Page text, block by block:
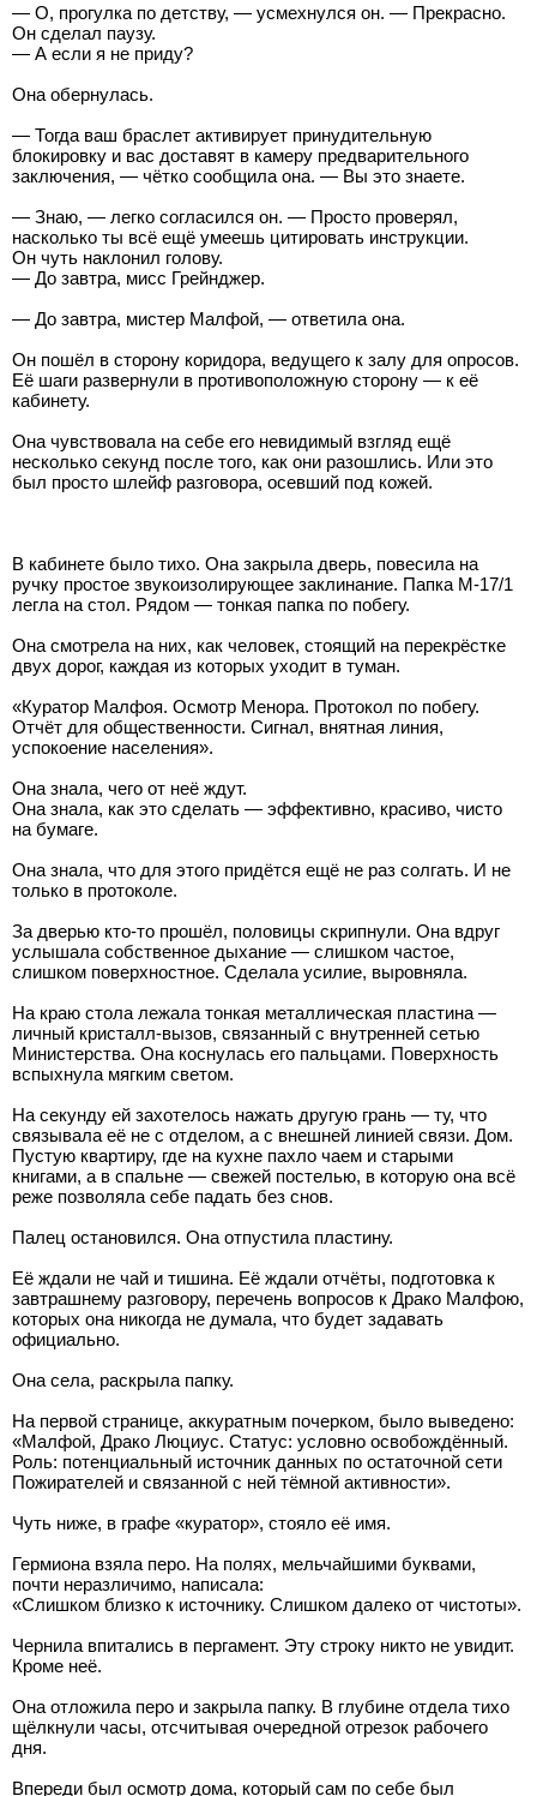
— О, прогулка по детству, — усмехнулся он. — Прекрасно.
Он сделал паузу.
— А если я не приду?
Она обернулась.
— Тогда ваш браслет активирует принудительную
блокировку и вас доставят в камеру предварительного
заключения, — чётко сообщила она. — Вы это знаете.
— Знаю, — легко согласился он. — Просто проверял,
насколько ты всё ещё умеешь цитировать инструкции.
Он чуть наклонил голову.
— До завтра, мисс Грейнджер.
— До завтра, мистер Малфой, — ответила она.
Он пошёл в сторону коридора, ведущего к залу для опросов.
Её шаги развернули в противоположную сторону — к её
кабинету.
Она чувствовала на себе его невидимый взгляд ещё
несколько секунд после того, как они разошлись. Или это
был просто шлейф разговора, осевший под кожей.
В кабинете было тихо. Она закрыла дверь, повесила на
ручку простое звукоизолирующее заклинание. Папка M-17/1
легла на стол. Рядом — тонкая папка по побегу.
Она смотрела на них, как человек, стоящий на перекрёстке
двух дорог, каждая из которых уходит в туман.
«Куратор Малфоя. Осмотр Менора. Протокол по побегу.
Отчёт для общественности. Сигнал, внятная линия,
успокоение населения».
Она знала, чего от неё ждут.
Она знала, как это сделать — эффективно, красиво, чисто
на бумаге.
Она знала, что для этого придётся ещё не раз солгать. И не
только в протоколе.
За дверью кто-то прошёл, половицы скрипнули. Она вдруг
услышала собственное дыхание — слишком частое,
слишком поверхностное. Сделала усилие, выровняла.
На краю стола лежала тонкая металлическая пластина —
личный кристалл-вызов, связанный с внутренней сетью
Министерства. Она коснулась его пальцами. Поверхность
вспыхнула мягким светом.
На секунду ей захотелось нажать другую грань — ту, что
связывала её не с отделом, а с внешней линией связи. Дом.
Пустую квартиру, где на кухне пахло чаем и старыми
книгами, а в спальне — свежей постелью, в которую она всё
реже позволяла себе падать без снов.
Палец остановился. Она отпустила пластину.
Её ждали не чай и тишина. Её ждали отчёты, подготовка к
завтрашнему разговору, перечень вопросов к Драко Малфою,
которых она никогда не думала, что будет задавать
официально.
Она села, раскрыла папку.
На первой странице, аккуратным почерком, было выведено:
«Малфой, Драко Люциус. Статус: условно освобождённый.
Роль: потенциальный источник данных по остаточной сети
Пожирателей и связанной с ней тёмной активности».
Чуть ниже, в графе «куратор», стояло её имя.
Гермиона взяла перо. На полях, мельчайшими буквами,
почти неразличимо, написала:
«Слишком близко к источнику. Слишком далеко от чистоты».
Чернила впитались в пергамент. Эту строку никто не увидит.
Кроме неё.
Она отложила перо и закрыла папку. В глубине отдела тихо
щёлкнули часы, отсчитывая очередной отрезок рабочего
дня.
Впереди был осмотр дома, который сам по себе был